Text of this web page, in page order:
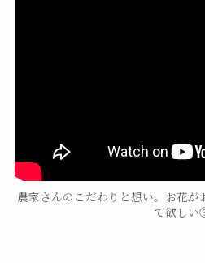
農家さんのこだわりと想い。お花が
て欲し